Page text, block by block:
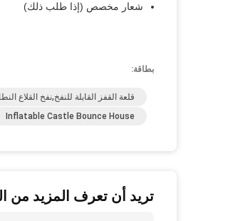
شعار مخصص (إذا طلب ذلك)
بطاقة:
قلعة القفز القابلة للنفخ,نفخ
Inflatable Castle Bounce House
تريد أن تعرف المزيد من